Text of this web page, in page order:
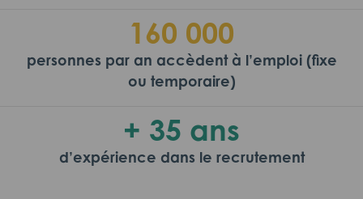
160 000
personnes par an accèdent à l’emploi (fixe
ou temporaire)
+ 35 ans
d’expérience dans le recrutement